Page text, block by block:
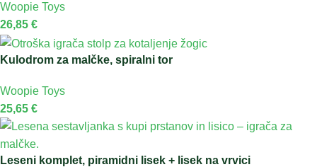
Woopie Toys
26,85 €
Kulodrom za malčke, spiralni tor
Woopie Toys
25,65 €
Leseni komplet, piramidni lisek + lisek na vrvici